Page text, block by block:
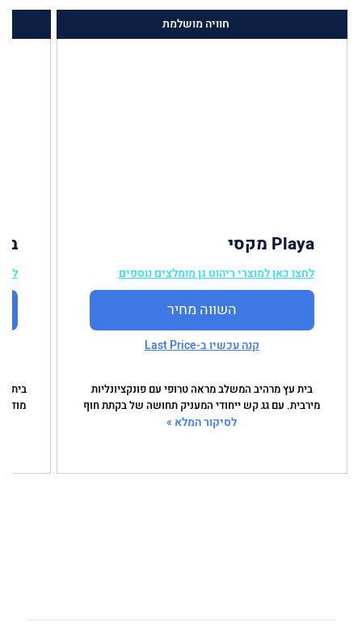
חוויה מושלמת
Playa מקסי
לחצו כאן למוצרי ריהוט גן מומלצים נוספים
השווה מחיר
קנה עכשיו ב-Last Price
בית עץ מרהיב המשלב מראה טרופי עם פונקציונליות
מירבית. עם גג קש ייחודי המעניק תחושה של בקתת חוף
לסיקור המלא »
בית